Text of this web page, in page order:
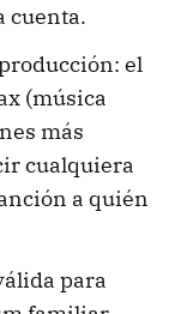
cuenta.
el
(música
más
cualquiera
a quién
para